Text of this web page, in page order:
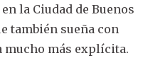
la Ciudad de Buenos
también sueña con
mucho más explícita.